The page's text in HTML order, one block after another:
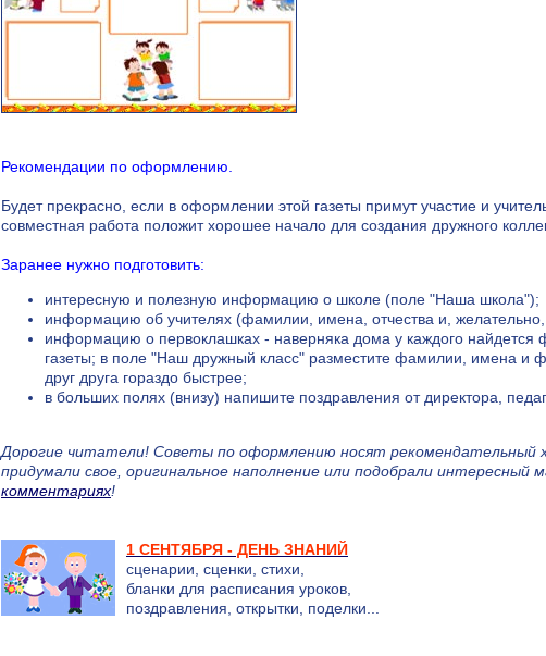
Рекомендации по оформлению.
Будет прекрасно, если в оформлении этой газеты примут участие и
совместная работа положит хорошее начало для создания дружного
Заранее нужно подготовить:
интересную и полезную информацию о школе (поле "Hаша школа");
информацию об учителях (фамилии, имена, отчества и,
информацию о первоклашках - наверняка дома у каждого найдется
газеты; в поле "Наш дружный класс" разместите фамилии, имена и
друг друга гораздо быстрее;
в больших полях (внизу) напишите поздравления от директора,
Дорогие читатели! Cоветы по оформлению носят рекомендательный
придумали свое, оригинальное наполнение или подобрали
комментариях!
1 СЕНТЯБРЯ - ДЕНЬ ЗНАНИЙ
сценарии, сценки, стихи,
бланки для расписания уроков,
поздравления, открытки, поделки...